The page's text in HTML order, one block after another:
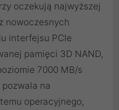
oczekują najwyższej
nowoczesnych
interfejsu PCIe
pamięci 3D NAND,
7000 MB/s
na
operacyjnego,